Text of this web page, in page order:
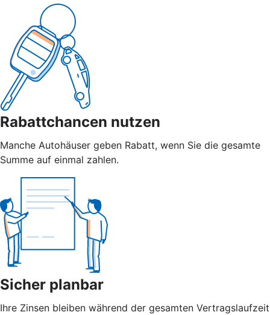
Rabattchancen nutzen
Manche Autohäuser geben Rabatt, wenn Sie die gesamte
Summe auf einmal zahlen.
Sicher planbar
Ihre Zinsen bleiben während der gesamten Vertragslaufzeit